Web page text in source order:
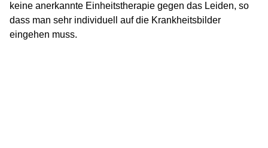
keine anerkannte Einheitstherapie gegen das Leiden, so
dass man sehr individuell auf die Krankheitsbilder
eingehen muss.